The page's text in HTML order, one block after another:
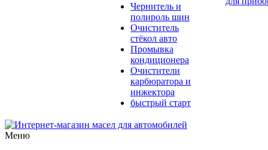
Чернитель и
полироль шин
Очиститель
стёкол авто
Промывка
кондиционера
Очистители
карбюратора и
инжектора
быстрый старт
Меню